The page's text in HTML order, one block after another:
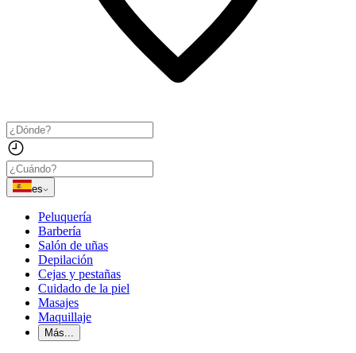
es
Peluquería
Barbería
Salón de uñas
Depilación
Cejas y pestañas
Cuidado de la piel
Masajes
Maquillaje
Más...